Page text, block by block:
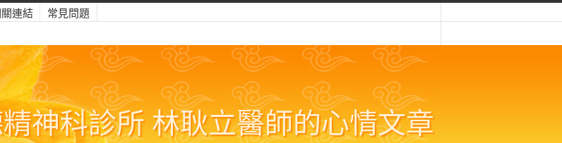
神科診所 林耿立醫師的心情文章
連結 常見問題